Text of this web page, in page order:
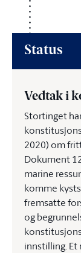
Status
Vedtak i
Stortinget
2020) om
Dokument
marine
komme
fremsatte
og
innstilling.